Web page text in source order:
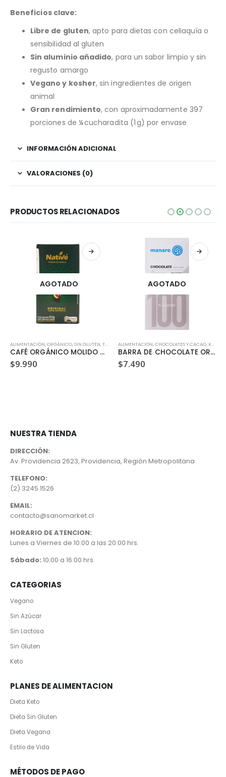
Beneficios clave:
Libre de gluten, apto para dietas con celiaquía o
sensibilidad al gluten
Sin aluminio añadido, para un sabor limpio y sin
regusto amargo
Vegano y kosher, sin ingredientes de origen
animal
Gran rendimiento, con aproximadamente 397
porciones de ¼ cucharadita (1 g) por envase
INFORMACIÓN ADICIONAL
VALORACIONES (0)
PRODUCTOS RELACIONADOS
,SIN GLUTEN,SIN LACTOSA ,VEGANO
AGOTADO
ALIMENTACIÓN,ORGÁNICO,SIN GLUTEN,TÉ, CAFÉ Y INFUSIONES ,VEGANO
CAFÉ ORGÁNICO MOLIDO ORIGINAL (250 GR)
$9.990
AGOTADO
ALIMENTACIÓN,CHOCOLATES Y CACAO, KETO
BARRA DE CHOCOLATE ORGANICO 100% CACAO 100 GR
$7.490
NUESTRA TIENDA
DIRECCIÓN:
Av. Providencia 2623, Providencia, Región Metropolitana
TELEFONO:
(2) 3245 1526
EMAIL:
contacto@sanomarket.cl
HORARIO DE ATENCION:
Lunes a Viernes de 10:00 a las 20:00 hrs.
Sábado: 10:00 a 16:00 hrs.
CATEGORIAS
Vegano
Sin Azúcar
Sin Lactosa
Sin Gluten
Keto
PLANES DE ALIMENTACION
Dieta Keto
Dieta Sin Gluten
Dieta Vegana
Estilo de Vida
MÉTODOS DE PAGO